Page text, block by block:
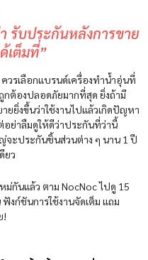
รับประกันหลังการขาย
เต็มที่”
วรเลือกแบรนด์เครื่องทำน้ำอุ่นที่
กต้องปลอดภัยมากที่สุด ยิ่งถ้ามี
ยยิ่งขึ้นว่าใช้งานไปแล้วเกิดปัญหา
อย่าลืมดูให้ดีว่าประกันที่ว่านี้
จะประกันชิ้นส่วนต่าง ๆ นาน 1 ปี
ยว
ม่กันแล้ว ตาม NocNocไปดู 15
งก์ชันการใช้งานจัดเต็ม แถม
!